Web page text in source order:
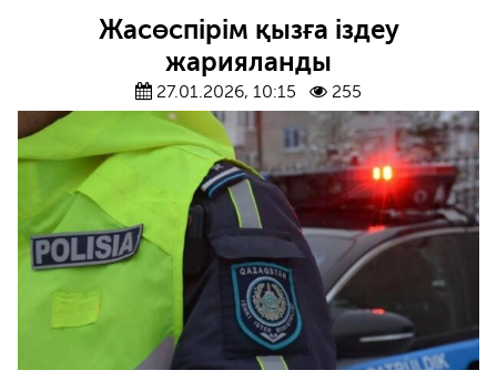
Жасөспірім қызға іздеу
жарияланды
27.01.2026, 10:15 255